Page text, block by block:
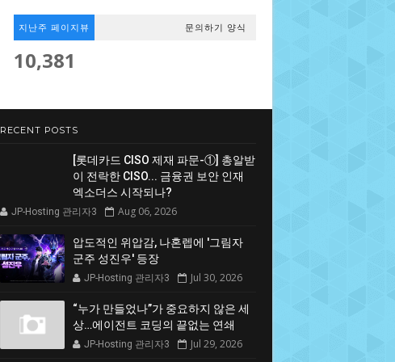
지난주 페이지뷰 문의하기 양식
10,381
RECENT POSTS
[롯데카드 CISO 제재 파문-①] 총알받
이 전락한 CISO... 금융권 보안 인재
엑소더스 시작되나?
JP-Hosting 관리자3 Aug 06, 2026
압도적인 위압감, 나혼렙에 '그림자
군주 성진우' 등장
JP-Hosting 관리자3 Jul 30, 2026
“누가 만들었나”가 중요하지 않은 세
상…에이전트 코딩의 끝없는 연쇄
JP-Hosting 관리자3 Jul 29, 2026